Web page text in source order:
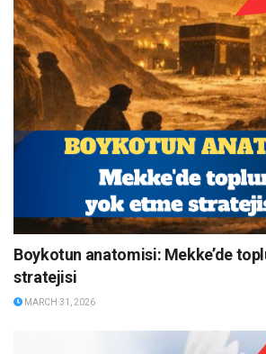
Boykotun anatomisi: Mekke’de
stratejisi
MARCH 31, 2026